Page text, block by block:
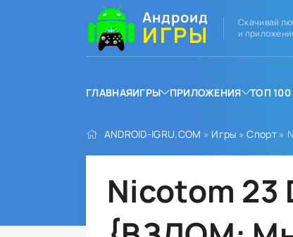
Андроид
ИГРЫ
Скачивай
и
ГЛАВНАЯИГРЫ ПРИЛОЖЕНИЯ ТОП 100
ANDROID-IGRU.COM » Игры »Спорт»
Nicotom 23